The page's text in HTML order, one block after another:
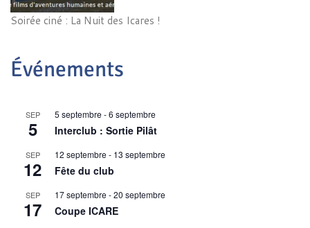
Soirée ciné : La Nuit des Icares !
Événements
SEP
5
5 septembre -6 septembre
Interclub : Sortie Pilât
SEP
12
12 septembre - 13 septembre
Fête du club
SEP
17
17 septembre -20 septembre
Coupe ICARE